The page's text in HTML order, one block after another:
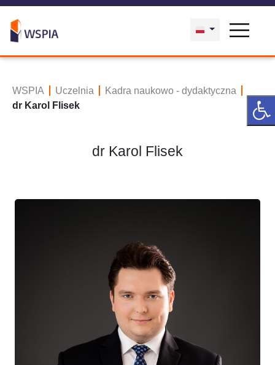
WSPIA Uczelnia
Kadra naukowo - dydaktyczna
dr Karol Flisek
dr Karol Flisek